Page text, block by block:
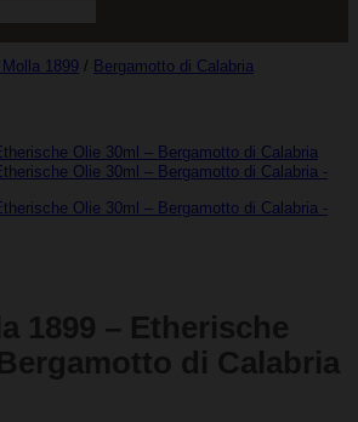
1899 / Bergamotto di Calabria
1899 – Etherische
di Calabria